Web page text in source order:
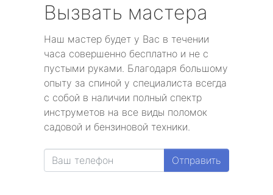
Вызвать мастера
Наш мастер будет у Вас в течении
часа совершенно бесплатно и не с
пустыми руками. Благодаря большому
опыту за спиной у специалиста всегда
с собой в наличии полный спектр
инструметов на все виды поломок
садовой и бензиновой техники.
Отправить